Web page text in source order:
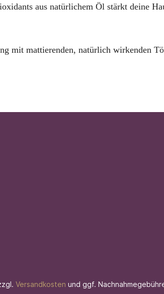
aus natürlichem Öl stärkt deine
mit mattierenden, natürlich wirkenden
Versandkosten und ggf.